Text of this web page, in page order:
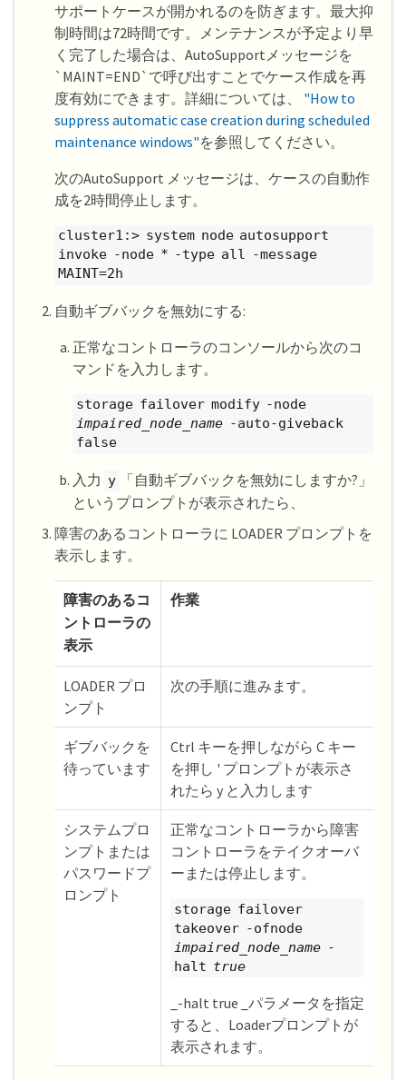
サポートケースが開かれるのを防ぎます。最大抑
制時間は72時間です。メンテナンスが予定より早
く完了した場合は、AutoSupportメッセージを
`MAINT=END`で呼び出すことでケース作成を再
度有効にできます。詳細については、 "How to
suppress automatic case creation during scheduled
maintenance windows"を参照してください。
次のAutoSupport メッセージは、ケースの自動作
成を2時間停止します。
cluster1:> system node autosupport
invoke -node * -type all -message
MAINT=2h
自動ギブバックを無効にする:
正常なコントローラのコンソールから次のコ
マンドを入力します。
storage failover modify -node
impaired_node_name -auto-giveback
false
入力 y
「自動ギブバックを無効にしますか?」
というプロンプトが表示されたら、
障害のあるコントローラに LOADER プロンプトを
表示します。
障害のあるコ
ントローラの
表示
作業
LOADER プロ
ンプト
次の手順に進みます。
ギブバックを
待っています
Ctrl キーを押しながら C キー
を押し ' プロンプトが表示さ
れたら y と入力します
システムプロ
ンプトまたは
パスワードプ
ロンプト
正常なコントローラから障害
コントローラをテイクオーバ
ーまたは停止します。
storage failover
takeover -ofnode
impaired_node_name -
halt true
_-halt true _パラメータを指定
すると、Loaderプロンプトが
表示されます。